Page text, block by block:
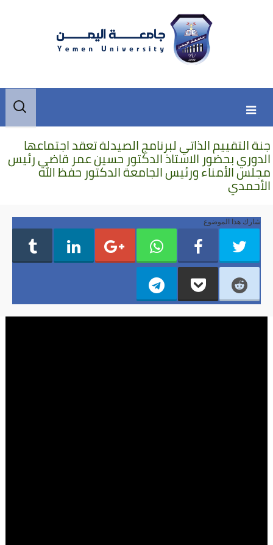
content
secondary
content
البحث
عن:
جنة التقييم الذاتي لبرنامج الصيدلة تعقد اجتماعها
الدوري بحضور الاستاذ الدكتور حسين عمر قاضي رئيس
مجلس الأمناء ورئيس الجامعة الدكتور حفظ الله
الأحمدي
شارك هذا الموضوع